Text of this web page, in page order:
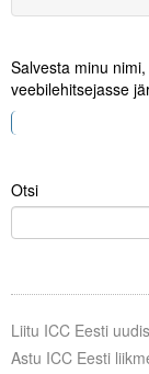
Salvesta minu
veebilehitsejasse
Otsi
Liitu ICC Eesti
Astu ICC Eesti